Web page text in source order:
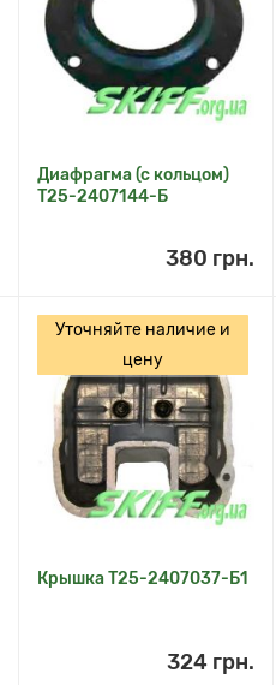
Диафрагма (с кольцом)
Т25-2407144-Б
380 грн.
Уточняйте наличие и
цену
Крышка Т25-2407037-Б1
324 грн.